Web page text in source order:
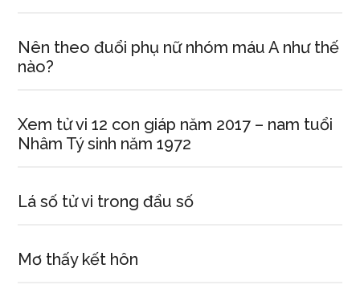
Nên theo đuổi phụ nữ nhóm máu A như thế
nào?
Xem tử vi 12 con giáp năm 2017 – nam tuổi
Nhâm Tý sinh năm 1972
Lá số tử vi trong đẩu số
Mơ thấy kết hôn